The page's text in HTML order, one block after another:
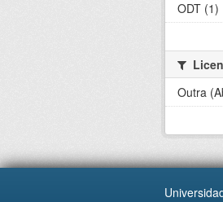
ODT (1)
Outra